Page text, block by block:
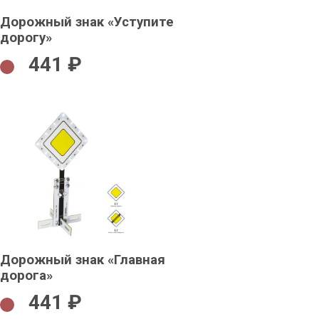
Дорожный знак «Уступите
дорогу»
441 ₽
Дорожный знак «Главная
дорога»
441 ₽